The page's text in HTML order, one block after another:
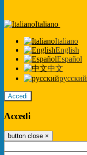
Italiano
Italiano
English
Español
中文
русский
Accedi
Accedi
button close ×